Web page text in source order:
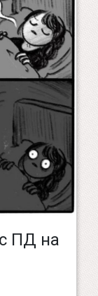
ПД на